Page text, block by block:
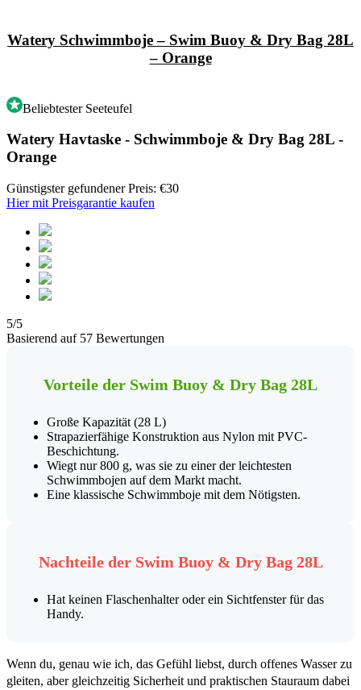
Watery Schwimmboje – Swim Buoy & Dry Bag 28L
– Orange
Beliebtester Seeteufel
Watery Havtaske - Schwimmboje & Dry Bag 28L -
Orange
Günstigster gefundener Preis: €30
Hier mit Preisgarantie kaufen
5/5
Basierend auf 57 Bewertungen
Vorteile der Swim Buoy & Dry Bag 28L
Große Kapazität (28 L)
Strapazierfähige Konstruktion aus Nylon mit PVC-
Beschichtung.
Wiegt nur 800 g, was sie zu einer der leichtesten
Schwimmbojen auf dem Markt macht.
Eine klassische Schwimmboje mit dem Nötigsten.
Nachteile der Swim Buoy & Dry Bag 28L
Hat keinen Flaschenhalter oder ein Sichtfenster für das
Handy.
Wenn du, genau wie ich, das Gefühl liebst, durch offenes Wasser zu
gleiten, aber gleichzeitig Sicherheit und praktischen Stauraum dabei